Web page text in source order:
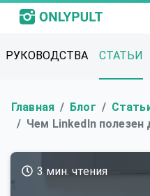
РУКОВОДСТВА СТАТЬИ
Главная Блог
Чем LinkedIn полезен
3 мин. чтения